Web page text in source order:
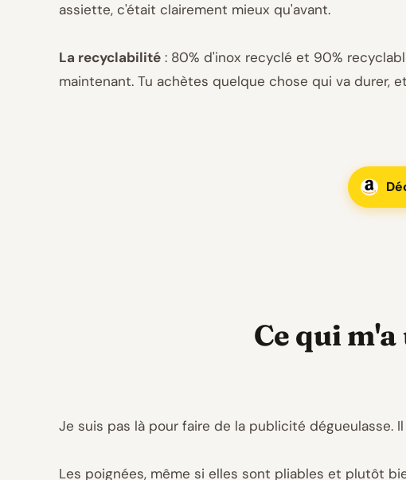
assiette, c'était clairement mieux qu'avant.
La recyclabilité : 80% d'inox recyclé et 90%
maintenant. Tu achètes quelque chose qui va durer,
Ce qui
Je suis pas là pour faire de la publicité dégueulasse.
Les poignées, même si elles sont pliables et plutôt